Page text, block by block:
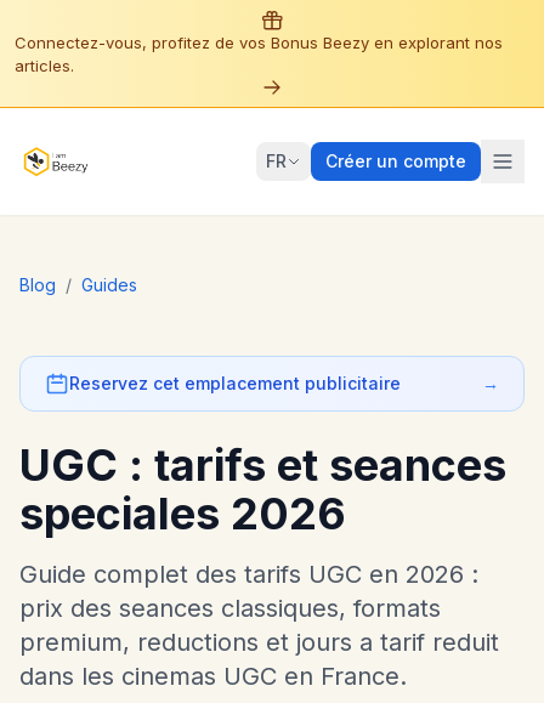
Connectez-vous, profitez de vos Bonus Beezy en explorant nos
articles.
FR Créer un compte
Blog / Guides
Reservez cet emplacement publicitaire →
UGC : tarifs et seances
speciales 2026
Guide complet des tarifs UGC en 2026 :
prix des seances classiques, formats
premium, reductions et jours a tarif reduit
dans les cinemas UGC en France.